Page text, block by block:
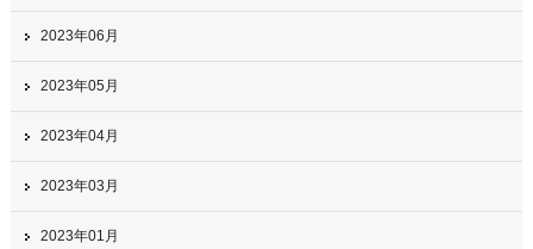
2023年06月
2023年05月
2023年04月
2023年03月
2023年01月